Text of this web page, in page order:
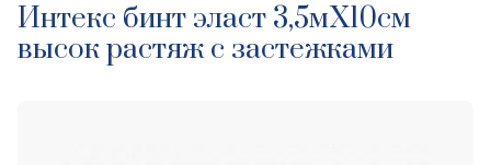
Интекс бинт эласт 3,5мX10см
высок растяж с застежками